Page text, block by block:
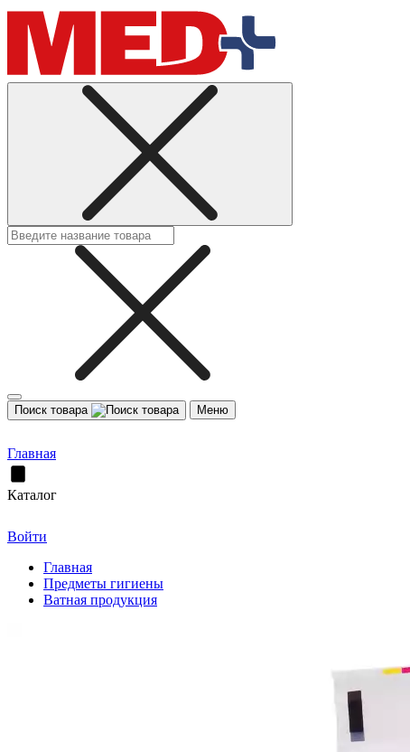
Поиск товара Меню
Главная
Каталог
Войти
Главная
Предметы гигиены
Ватная продукция